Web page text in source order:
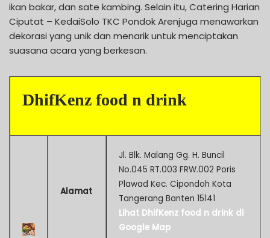
ikan bakar, dan sate kambing. Selain itu, Catering Harian
Ciputat – KedaiSolo TKC Pondok Arenjuga menawarkan
dekorasi yang unik dan menarik untuk menciptakan
suasana acara yang berkesan.
DhifKenz food n drink
Alamat
Jl. Blk. Malang Gg. H. Buncil
No.045 RT.003 FRW.002 Poris
Plawad Kec. Cipondoh Kota
Tangerang Banten 15141
Lihat DhifKenz food n drink di
Google Map